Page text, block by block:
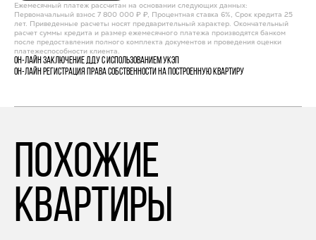
Ежемесячный платеж рассчитан на основании следующих данных:
Первоначальный взнос 7 800 000 ₽ ₽, Процентная ставка 6%, Срок кредита 25
лет. Приведенные расчеты носят предварительный характер. Окончательный
расчет суммы кредита и размер ежемесячного платежа производятся банком
после предоставления полного комплекта документов и проведения оценки
платежеспособности клиента.
Он-лайн заключение ДДУ с использованием УКЭП
Он-лайн регистрация права собственности на построенную квартиру
похожие
квартиры